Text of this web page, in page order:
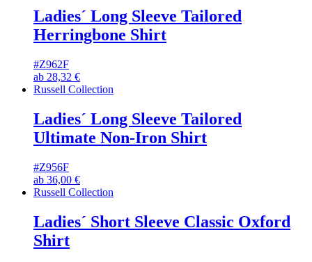
Ladies´ Long Sleeve Tailored
Herringbone Shirt
#Z962F
ab 28,32 €
Russell Collection
Ladies´ Long Sleeve Tailored
Ultimate Non-Iron Shirt
#Z956F
ab 36,00 €
Russell Collection
Ladies´ Short Sleeve Classic Oxford
Shirt